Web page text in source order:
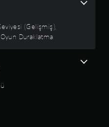
(Gelişmiş),
Oyun Duraklatma